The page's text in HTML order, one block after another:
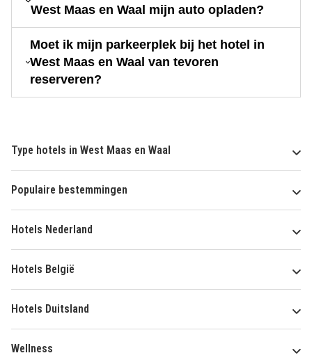
West Maas en Waal mijn auto opladen?
Moet ik mijn parkeerplek bij het hotel in
West Maas en Waal van tevoren
reserveren?
Type hotels in West Maas en Waal
Populaire bestemmingen
Hotels Nederland
Hotels België
Hotels Duitsland
Wellness